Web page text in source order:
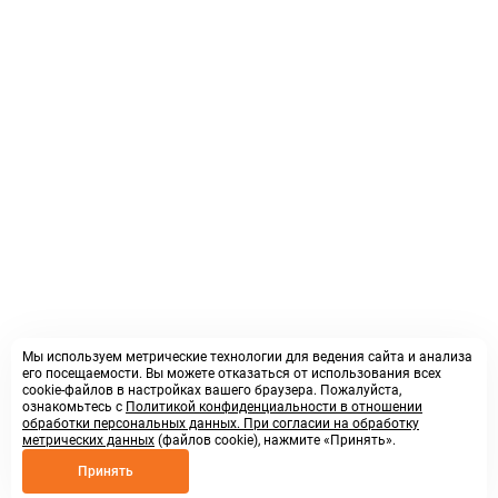
Мы используем метрические технологии для ведения сайта и анализа
его посещаемости. Вы можете отказаться от использования всех
cookie-файлов в настройках вашего браузера. Пожалуйста,
ознакомьтесь с Политикой конфиденциальности в отношении
обработки персональных данных. При согласии на обработку
метрических данных (файлов cookie), нажмите «Принять».
Принять